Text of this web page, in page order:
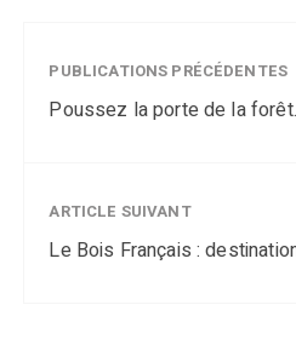
PUBLICATIONS PRÉCÉDENTES
Poussez la porte de la
ARTICLE SUIVANT
Le Bois Français :